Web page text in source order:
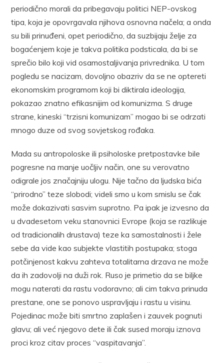
periodično morali da pribegavaju politici NEP-ovskog
tipa, koja je opovrgavala njihova osnovna načela; a onda
su bili prinuđeni, opet periodično, da suzbijaju želje za
bogaćenjem koje je takva politika podsticala, da bi se
sprečio bilo koji vid osamostaljivanja privrednika. U tom
pogledu se nacizam, dovoljno obazriv da se ne optereti
ekonomskim programom koji bi diktirala ideologija,
pokazao znatno efikasnijim od komunizma. S druge
strane, kineski “trzisni komunizam” mogao bi se odrzati
mnogo duze od svog sovjetskog rođaka.
Mada su antropoloske ili psiholoske pretpostavke bile
pogresne na manje uočljiv način, one su verovatno
odigrale jos značajniju ulogu. Nije tačno da ljudska bića
“prirodno” teze slobodi; videli smo u kom smislu se čak
može dokazivati sasvim suprotno. Pa ipak je izvesno da
u dvadesetom veku stanovnici Evrope (koja se razlikuje
od tradicionalih drustava) teze ka samostalnosti i žele
sebe da vide kao subjekte vlastitih postupaka; stoga
potčinjenost kakvu zahteva totalitarna drzava ne može
da ih zadovolji na duži rok. Ruso je primetio da se biljke
mogu naterati da rastu vodoravno; ali cim takva prinuda
prestane, one se ponovo uspravljaju i rastu u visinu.
Pojedinac može biti smrtno zaplašen i zauvek pognuti
glavu; ali već njegovo dete ili čak sused moraju iznova
proci kroz citav proces “vaspitavanja”.